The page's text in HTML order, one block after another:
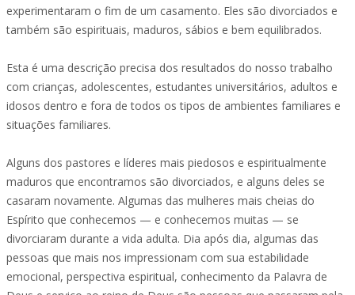
experimentaram o fim de um casamento. Eles são divorciados e
também são espirituais, maduros, sábios e bem equilibrados.
Esta é uma descrição precisa dos resultados do nosso trabalho
com crianças, adolescentes, estudantes universitários, adultos e
idosos dentro e fora de todos os tipos de ambientes familiares e
situações familiares.
Alguns dos pastores e líderes mais piedosos e espiritualmente
maduros que encontramos são divorciados, e alguns deles se
casaram novamente. Algumas das mulheres mais cheias do
Espírito que conhecemos — e conhecemos muitas — se
divorciaram durante a vida adulta. Dia após dia, algumas das
pessoas que mais nos impressionam com sua estabilidade
emocional, perspectiva espiritual, conhecimento da Palavra de